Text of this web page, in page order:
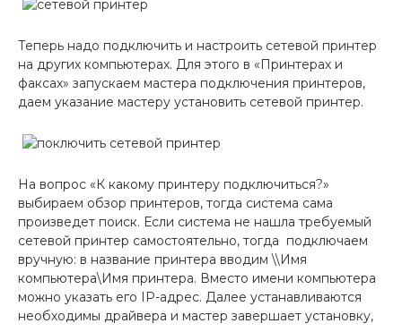
Теперь надо подключить и настроить сетевой принтер
на других компьютерах. Для этого в «Принтерах и
факсах» запускаем мастера подключения принтеров,
даем указание мастеру установить сетевой принтер.
На вопрос «К какому принтеру подключиться?»
выбираем обзор принтеров, тогда система сама
произведет поиск. Если система не нашла требуемый
сетевой принтер самостоятельно, тогда подключаем
вручную: в название принтера вводим \\Имя
компьютера\Имя принтера. Вместо имени компьютера
можно указать его IP-адрес. Далее устанавливаются
необходимы драйвера и мастер завершает установку,